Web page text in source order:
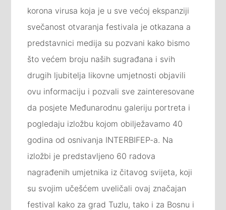
korona virusa koja je u sve većoj ekspanziji
svečanost otvaranja festivala je otkazana a
predstavnici medija su pozvani kako bismo
što većem broju naših sugrađana i svih
drugih ljubitelja likovne umjetnosti objavili
ovu informaciju i pozvali sve zainteresovane
da posjete Međunarodnu galeriju portreta i
pogledaju izložbu kojom obilježavamo 40
godina od osnivanja INTERBIFEP-a. Na
izložbi je predstavljeno 60 radova
nagrađenih umjetnika iz čitavog svijeta, koji
su svojim učešćem uveličali ovaj značajan
festival kako za grad Tuzlu, tako i za Bosnu i